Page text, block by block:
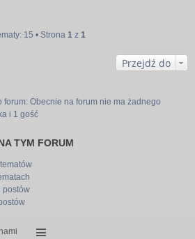
15 • Strona 1 z 1
Przejdź do
Obecnie na forum nie ma żadnego
i 1 gość
TYM FORUM
postów